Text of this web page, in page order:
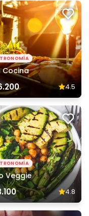
Cocina
4.5
Veggie
4.8